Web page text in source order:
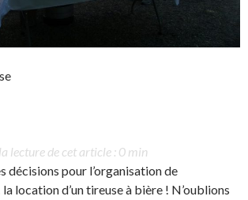
lecture de cet article : 0 min
décisions pour l’organisation de
location d’un tireuse à bière ! N’oublions